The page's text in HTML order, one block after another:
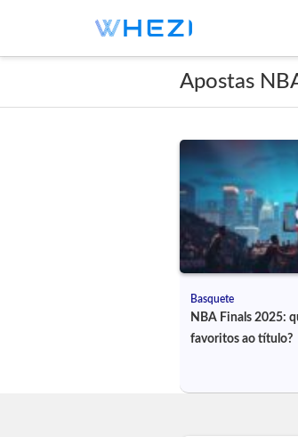
Apostas
Basquete
NBA Finals 2025:
favoritos ao título?